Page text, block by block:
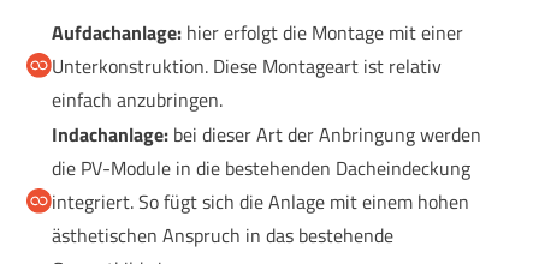
Aufdachanlage: hier erfolgt die Montage mit einer
Unterkonstruktion. Diese Montageart ist relativ
einfach anzubringen.
Indachanlage:bei dieser Art der Anbringung werden
die PV-Module in die bestehenden Dacheindeckung
integriert. So fügt sich die Anlage mit einem hohen
ästhetischen Anspruch in das bestehende